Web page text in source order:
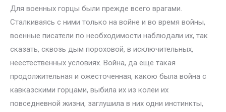
Для военных горцы были прежде всего врагами.
Сталкиваясь с ними только на войне и во время войны,
военные писатели по необходимости наблюдали их, так
сказать, сквозь дым пороховой, в исключительных,
неестественных условиях. Война, да еще такая
продолжительная и ожесточенная, какою была война с
кавказскими горцами, выбила их из колеи их
повседневной жизни, заглушила в них одни инстинкты,